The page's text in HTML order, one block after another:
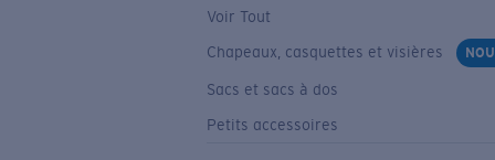
Voir Tout
Chapeaux, casquettes et visières
Sacs et sacs à dos
Petits accessoires